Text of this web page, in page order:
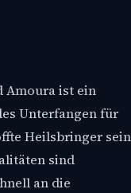
Amoura ist ein
Unterfangen für
Heilsbringer sein
sind
an die